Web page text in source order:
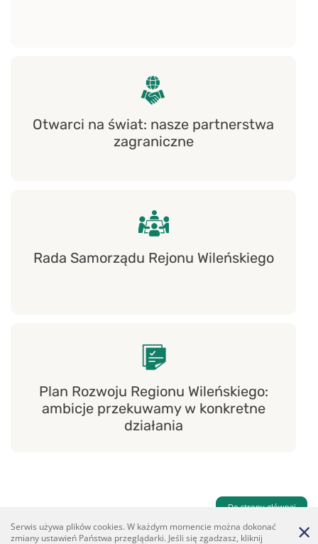
Otwarci na świat: nasze partnerstwa
zagraniczne
Rada Samorządu Rejonu Wileńskiego
Plan Rozwoju Regionu Wileńskiego:
ambicje przekuwamy w konkretne
działania
Do strony głównej
Serwis używa plików cookies. W każdym momencie można dokonać
zmiany ustawień Państwa przeglądarki. Jeśli się zgadzasz, kliknij